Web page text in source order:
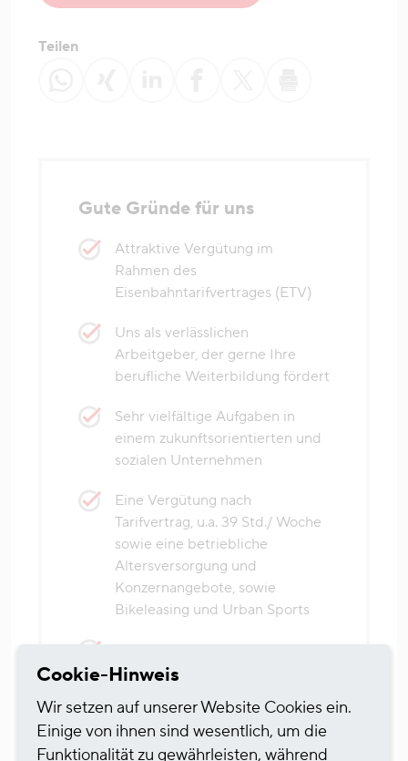
Teilen
Gute Gründe für uns
Attraktive Vergütung im
Rahmen des
Eisenbahntarifvertrages (ETV)
Uns als verlässlichen
Arbeitgeber, der gerne Ihre
berufliche Weiterbildung fördert
Sehr vielfältige Aufgaben in
einem zukunftsorientierten und
sozialen Unternehmen
Eine Vergütung nach
Tarifvertrag, u.a. 39 Std./ Woche
sowie eine betriebliche
Altersversorgung und
Konzernangebote, sowie
Bikeleasing und Urban Sports
Unternehmens als verlässlicher
Cookie-Hinweis
Wir setzen auf unserer Website Cookies ein.
Einige von ihnen sind wesentlich, um die
Funktionalität zu gewährleisten, während